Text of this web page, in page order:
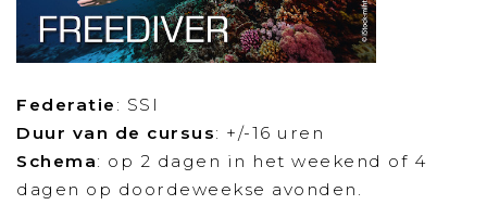
Federatie : SSI
Duur van de cursus: +/-16 uren
Schema: op 2 dagen in het weekend of 4
dagen op doordeweekse avonden.